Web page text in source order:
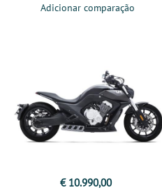
Adicionar comparação
€ 10.990,00